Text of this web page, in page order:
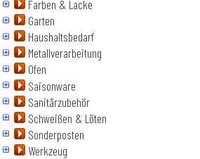
Farben & Lacke
Garten
Haushaltsbedarf
Metallverarbeitung
Ofen
Saisonware
Sanitärzubehör
Schweißen & Löten
Sonderposten
Werkzeug